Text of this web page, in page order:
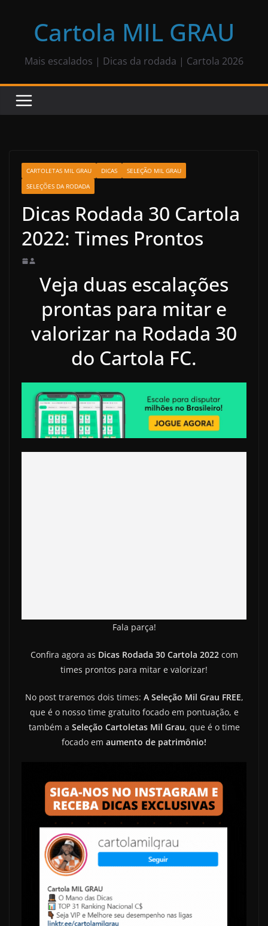
Cartola MIL GRAU
Mais escalados | Dicas da rodada | Cartola 2026
CARTOLETAS MIL GRAU DICAS
SELEÇÃO MIL GRAU
SELEÇÕES DA RODADA
Dicas Rodada 30 Cartola
2022: Times Prontos
Veja duas escalações
prontas para mitar e
valorizar na Rodada 30
do Cartola FC.
Fala parça!
Confira agora as Dicas Rodada 30 Cartola 2022com
times prontos para mitar e valorizar!
No post traremos dois times: A Seleção Mil Grau FREE,
que é o nosso time gratuito focado em pontuação, e
também a Seleção Cartoletas Mil Grau, que é o time
focado em aumento de patrimônio!